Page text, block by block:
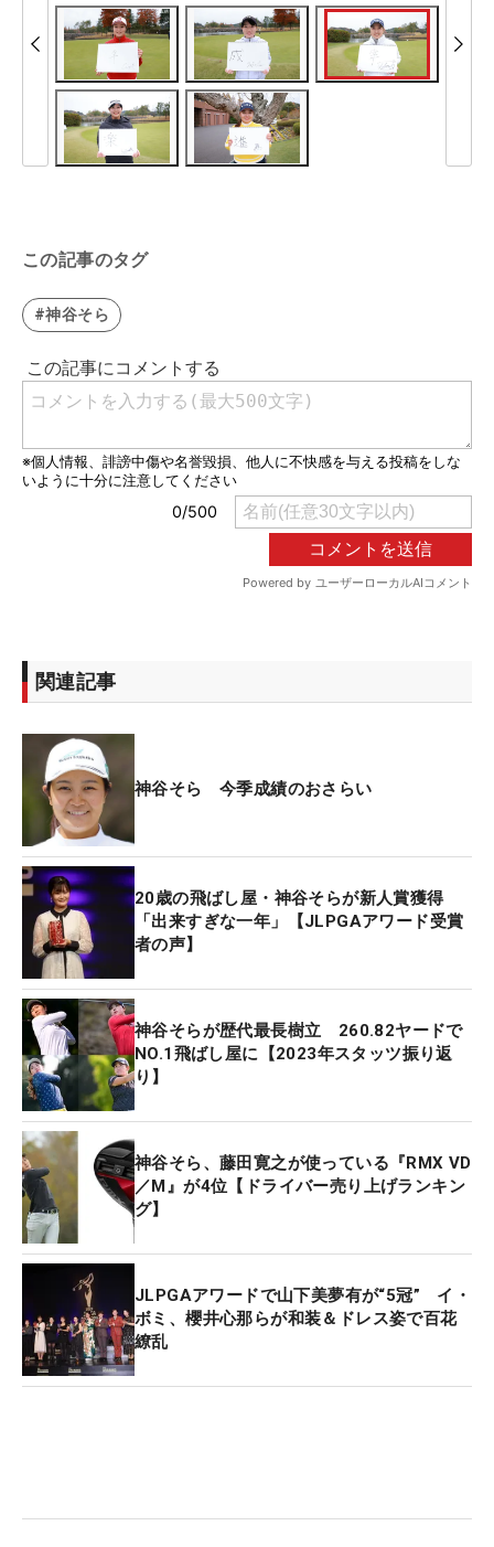
この記事のタグ
#神谷そら
関連記事
神谷そら 今季成績のおさらい
20歳の飛ばし屋・神谷そらが新人賞獲得
「出来すぎな一年」【JLPGAアワード受賞
者の声】
神谷そらが歴代最長樹立 260.82ヤードで
NO.1飛ばし屋に【2023年スタッツ振り返
り】
神谷そら、藤田寛之が使っている『RMX VD
／M』が4位【ドライバー売り上げランキン
グ】
JLPGAアワードで山下美夢有が“5冠” イ・
ボミ、櫻井心那らが和装＆ドレス姿で百花
繚乱